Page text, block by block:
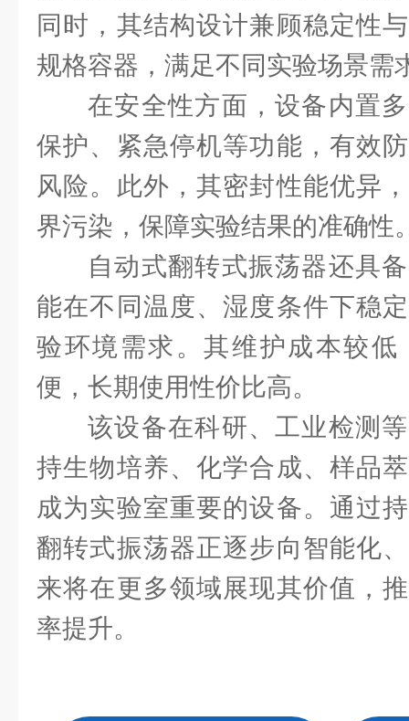
同时，其结构设计兼顾稳定性
规格容器，满足不同实验场景需
在安全性方面，设备内置
保护、紧急停机等功能，有效
风险。此外，其密封性能优异
界污染，保障实验结果的准确性
自动式翻转式振荡器还具
能在不同温度、湿度条件下稳
验环境需求。其维护成本较低
便，长期使用性价比高。
该设备在科研、工业检测
持生物培养、化学合成、样品
成为实验室重要的设备。通过
翻转式振荡器正逐步向智能化
来将在更多领域展现其价值，
率提升。